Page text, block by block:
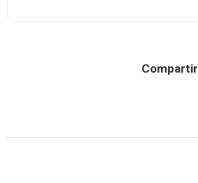
Compartir